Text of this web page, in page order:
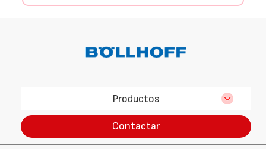
Productos
Contactar